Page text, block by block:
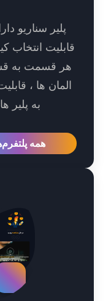
پلیر سناریو دارای
انتخاب کیفیت و
قسمت به قسمت
ها ، قابلیت تغیر
به پلیر های دیگر
همه پلتفرم‌ها